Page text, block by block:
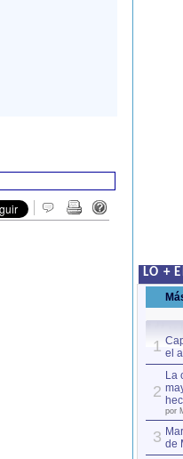
LO +
1 el
2
La
por
3 de